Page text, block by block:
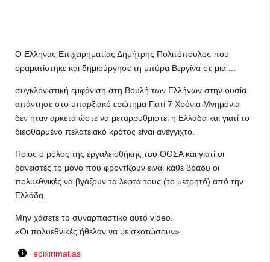
Ο Ελληνας Επιχειρηματίας Δημήτρης Πολιτόπουλος που
οραματίστηκε και δημιούργησε τη μπύρα Βεργίνα σε μια ...
συγκλονιστική εμφάνιση στη Βουλή των Ελλήνων στην ουσία
απάντησε στο υπαρξιακό ερώτημα Γιατί 7 Χρόνια Μνημόνια
δεν ήταν αρκετά ώστε να μεταρρυθμιστεί η Ελλάδα και γιατί το
διεφθαρμένο πελατειακό κράτος είναι ανέγγιχτο.
Ποιος ο ρόλος της εργαλειοθήκης του ΟΟΣΑ και γιατί οι
δανειστές το μόνο που φροντίζουν είναι κάθε βράδυ οι
πολυεθνικές να βγάζουν τα λεφτά τους (το μετρητό) από την
Ελλάδα.
Μην χάσετε το συναρπαστικό αυτό video.
«Οι πολυεθνικές ήθελαν να με σκοτώσουν»
epixirimatias